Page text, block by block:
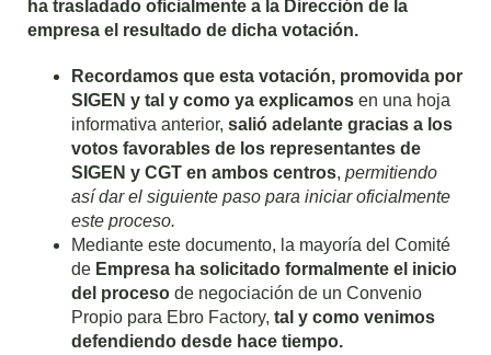
ha trasladado oficialmente a la Dirección de la
empresa el resultado de dicha votación.
Recordamos que esta votación, promovida por
SIGEN y tal y como ya explicamos en una hoja
informativa anterior, salió adelante gracias a los
votos favorables de los representantes de
SIGEN y CGT en ambos centros, permitiendo
así dar el siguiente paso para iniciar oficialmente
este proceso.
Mediante este documento, la mayoría del Comité
de Empresa ha solicitado formalmente el inicio
del proceso de negociación de un Convenio
Propio para Ebro Factory, tal y como venimos
defendiendo desde hace tiempo.